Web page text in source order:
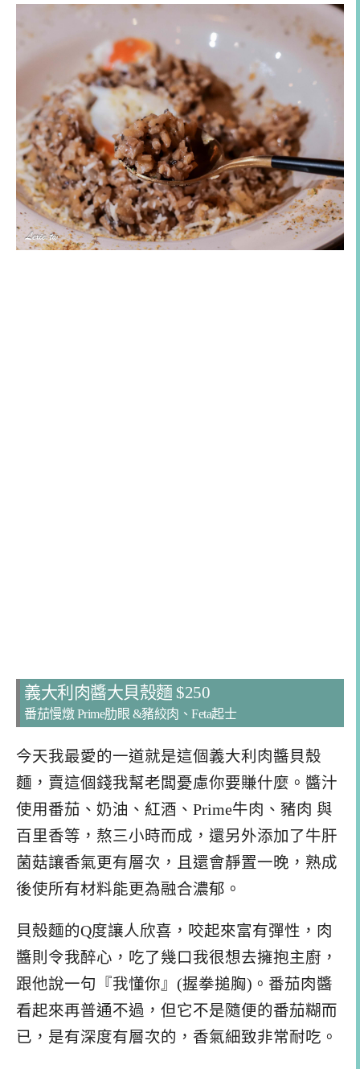
義大利肉醬大貝殼麵 $250
番茄慢燉 Prime肋眼 &豬絞肉、Feta起士
今天我最愛的一道就是這個義大利肉醬貝殼
麵，賣這個錢我幫老闆憂慮你要賺什麼。醬汁
使用番茄、奶油、紅酒、Prime牛肉、豬肉 與
百里香等，熬三小時而成，還另外添加了牛肝
菌菇讓香氣更有層次，且還會靜置一晚，熟成
後使所有材料能更為融合濃郁。
貝殼麵的Q度讓人欣喜，咬起來富有彈性，肉
醬則令我醉心，吃了幾口我很想去擁抱主廚，
跟他說一句『我懂你』(握拳搥胸)。番茄肉醬
看起來再普通不過，但它不是隨便的番茄糊而
已，是有深度有層次的，香氣細致非常耐吃。